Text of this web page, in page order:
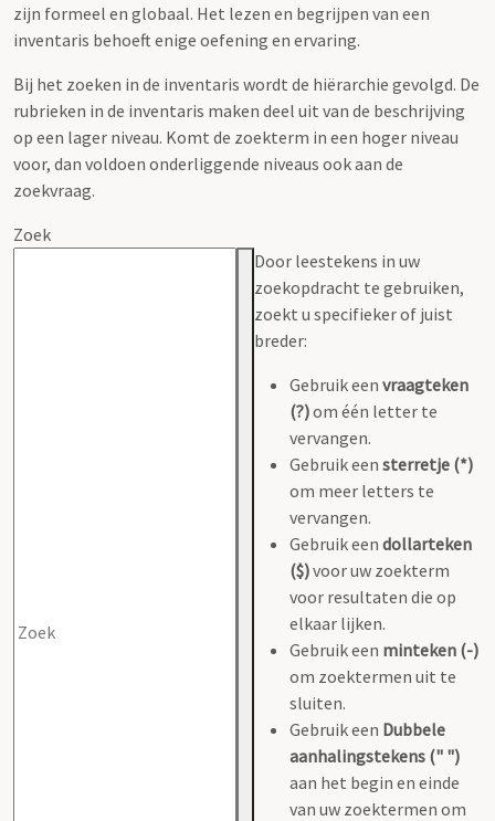
zijn formeel en globaal. Het lezen en begrijpen van een
inventaris behoeft enige oefening en ervaring.
Bij het zoeken in de inventaris wordt de hiërarchie gevolgd. De
rubrieken in de inventaris maken deel uit van de beschrijving
op een lager niveau. Komt de zoekterm in een hoger niveau
voor, dan voldoen onderliggende niveaus ook aan de
zoekvraag.
Zoek
Door leestekens in uw
zoekopdracht te gebruiken,
zoekt u specifieker of juist
breder:
Gebruik een vraagteken
(?)om één letter te
vervangen.
Gebruik een sterretje (*)
om meer letters te
vervangen.
Gebruik een dollarteken
($)voor uw zoekterm
voor resultaten die op
elkaar lijken.
Gebruik een minteken (-)
om zoektermen uit te
sluiten.
Gebruik een Dubbele
aanhalingstekens (" ")
aan het begin en einde
van uw zoektermen om